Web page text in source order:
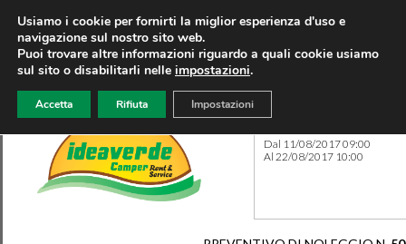
Dal 11/08/2017 09:00
Al 22/08/2017 10:00
Usiamo i cookie per fornirti la miglior esperienza d'uso e
navigazione sul nostro sito web.
Puoi trovare altre informazioni riguardo a quali cookie usiamo
sul sito o disabilitarli nelle impostazioni.
Accetta Rifiuta Impostazioni